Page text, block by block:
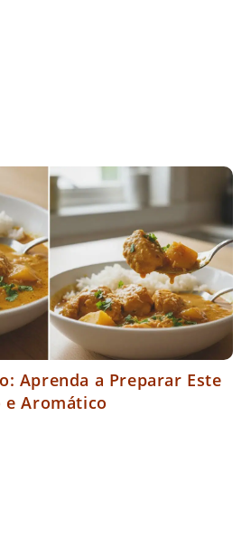
Aprenda a Preparar Este
e Aromático